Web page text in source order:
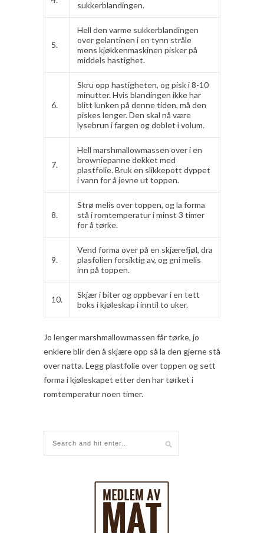
sukkerblandingen.
5.
Hell den varme sukkerblandingen
over gelantinen i en tynn stråle
mens kjøkkenmaskinen pisker på
middels hastighet.
6.
Skru opp hastigheten, og pisk i 8-10
minutter. Hvis blandingen ikke har
blitt lunken på denne tiden, må den
piskes lenger. Den skal nå være
lysebrun i fargen og doblet i volum.
7.
Hell marshmallowmassen over i en
browniepanne dekket med
plastfolie. Bruk en slikkepott dyppet
i vann for å jevne ut toppen.
8.
Strø melis over toppen, og la forma
stå i romtemperatur i minst 3 timer
for å tørke.
9.
Vend forma over på en skjærefjøl, dra
plasfolien forsiktig av, og gni melis
inn på toppen.
10.
Skjær i biter og oppbevar i en tett
boks i kjøleskap i inntil to uker.
Jo lenger marshmallowmassen får tørke, jo
enklere blir den å skjære opp så la den gjerne stå
over natta. Legg plastfolie over toppen og sett
forma i kjøleskapet etter den har tørket i
romtemperatur noen timer.